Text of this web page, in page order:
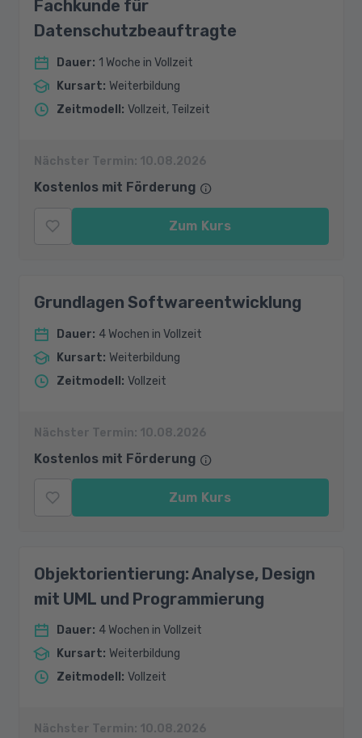
Fachkunde für
Datenschutzbeauftragte
Dauer: 1 Woche in Vollzeit
Kursart: Weiterbildung
Zeitmodell : Vollzeit, Teilzeit
Nächster Termin: 10.08.2026
Kostenlos mit Förderung
Zum Kurs
Grundlagen Softwareentwicklung
Dauer: 4 Wochen in Vollzeit
Kursart: Weiterbildung
Zeitmodell : Vollzeit
Nächster Termin: 10.08.2026
Kostenlos mit Förderung
Zum Kurs
Objektorientierung: Analyse, Design
mit UML und Programmierung
Dauer: 4 Wochen in Vollzeit
Kursart: Weiterbildung
Zeitmodell: Vollzeit
Nächster Termin: 10.08.2026